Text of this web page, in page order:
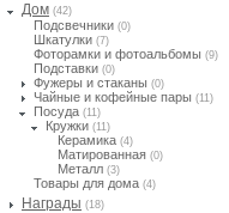
Дом (42)
Подсвечники (0)
Шкатулки (7)
Фоторамки и фотоальбомы (9)
Подставки (0)
Фужеры и стаканы (0)
Чайные и кофейные пары (11)
Посуда (11)
Кружки (11)
Керамика (4)
Матированная (0)
Металл (3)
Товары для дома (4)
Награды (18)